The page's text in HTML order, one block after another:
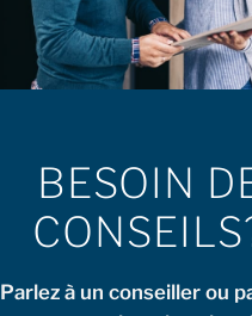
BESOIN
Parlez à un conseiller ou